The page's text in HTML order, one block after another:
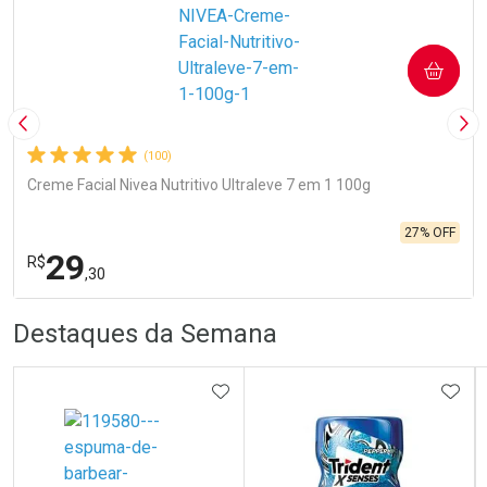
Imagem Anterior
(100)
Creme Facial Nivea Nutritivo Ultraleve 7 em 1 100g
R$29,30
27% OFF
COMPRAR
Laboratório
Por Menos
Destaques da Semana
ADICIONAR AOS FAVORITOS